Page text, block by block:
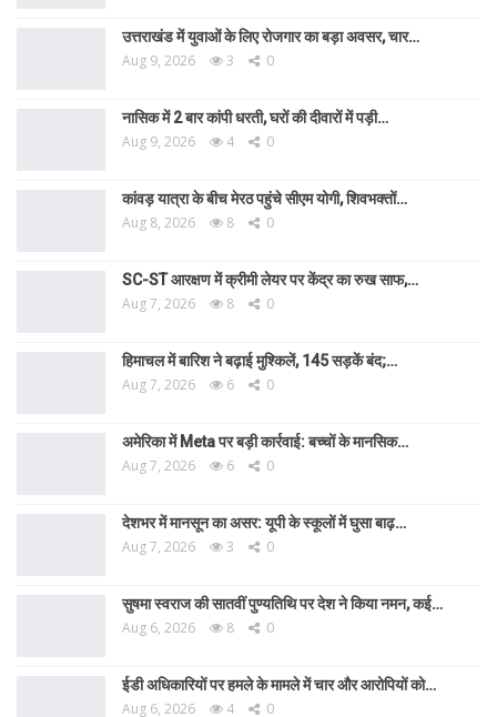
उत्तराखंड में युवाओं के लिए रोजगार का बड़ा अवसर, चार…
Aug 9, 2026 3 0
नासिक में 2 बार कांपी धरती, घरों की दीवारों में पड़ी…
Aug 9, 2026 4 0
कांवड़ यात्रा के बीच मेरठ पहुंचे सीएम योगी, शिवभक्तों…
Aug 8, 2026 8 0
SC-ST आरक्षण में क्रीमी लेयर पर केंद्र का रुख साफ,…
Aug 7, 2026 8 0
हिमाचल में बारिश ने बढ़ाई मुश्किलें, 145 सड़कें बंद;…
Aug 7, 2026 6 0
अमेरिका में Meta पर बड़ी कार्रवाई: बच्चों के मानसिक…
Aug 7, 2026 6 0
देशभर में मानसून का असर: यूपी के स्कूलों में घुसा बाढ़…
Aug 7, 2026 3 0
सुषमा स्वराज की सातवीं पुण्यतिथि पर देश ने किया नमन, कई…
Aug 6, 2026 8 0
ईडी अधिकारियों पर हमले के मामले में चार और आरोपियों को…
Aug 6, 2026 4 0